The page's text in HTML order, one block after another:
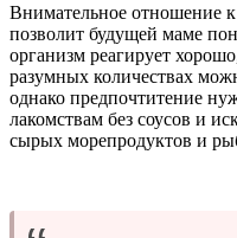
Внимательное отношение к
позволит будущей маме
организм реагирует
разумных количествах
однако предпочтитение
лакомствам без соусов и
сырых морепродуктов и